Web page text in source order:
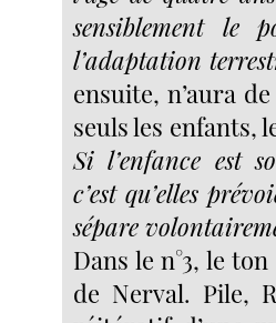
sensiblement le
l’adaptation
ensuite, n’aura
seuls les enfants,
Si l’enfance est
c’est qu’elles
sépare
Dans le n°3, le
de Nerval. Pile,